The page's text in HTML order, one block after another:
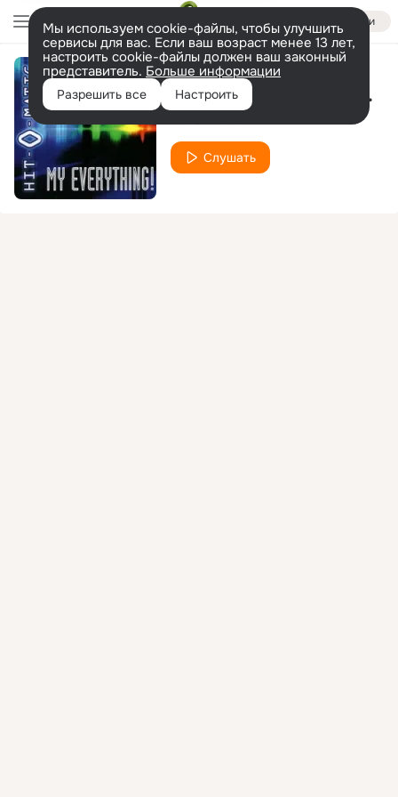
Войти
Мы используем cookie-файлы, чтобы улучшить
сервисы для вас. Если ваш возраст менее 13 лет,
настроить cookie-файлы должен ваш законный
представитель. Больше информации
Разрешить все Настроить Melody of Life (Radio Edit)
Слушать